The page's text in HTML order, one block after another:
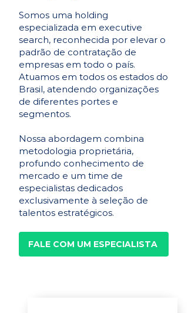
Somos uma holding
especializada em executive
search, reconhecida por elevar o
padrão de contratação de
empresas em todo o país.
Atuamos em todos os estados do
Brasil, atendendo organizações
de diferentes portes e
segmentos.
Nossa abordagem combina
metodologia proprietária,
profundo conhecimento de
mercado e um time de
especialistas dedicados
exclusivamente à seleção de
talentos estratégicos.
FALE COM UM ESPECIALISTA